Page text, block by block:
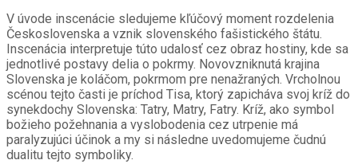
V úvode inscenácie sledujeme kľúčový moment rozdelenia
Československa a vznik slovenského fašistického štátu.
Inscenácia interpretuje túto udalosť cez obraz hostiny, kde sa
jednotlivé postavy delia o pokrmy. Novovzniknutá krajina
Slovenska je koláčom, pokrmom pre nenažraných. Vrcholnou
scénou tejto časti je príchod Tisa, ktorý zapicháva svoj kríž do
synekdochy Slovenska: Tatry, Matry, Fatry. Kríž, ako symbol
božieho požehnania a vyslobodenia cez utrpenie má
paralyzujúci účinok a my si následne uvedomujeme čudnú
dualitu tejto symboliky.